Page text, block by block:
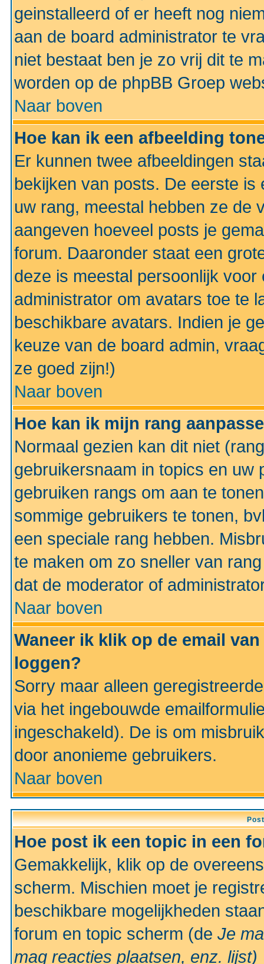
geinstalleerd of er heeft nog
aan de board administrator te
niet bestaat ben je zo vrij dit te
worden op de phpBB Groep
Naar boven
Hoe kan ik een afbeelding
Er kunnen twee afbeeldingen
bekijken van posts. De eerste
uw rang, meestal hebben ze de
aangeven hoeveel posts je
forum. Daaronder staat een
deze is meestal persoonlijk
administrator om avatars toe te
beschikbare avatars. Indien je
keuze van de board admin,
ze goed zijn!)
Naar boven
Hoe kan ik mijn rang
Normaal gezien kan dit niet
gebruikersnaam in topics en uw
gebruiken rangs om aan te
sommige gebruikers te tonen,
een speciale rang hebben.
te maken om zo sneller van
dat de moderator of
Naar boven
Waneer ik klik op de email
loggen?
Sorry maar alleen
via het ingebouwde
ingeschakeld). De is om
door anonieme gebruikers.
Naar boven
Hoe post ik een topic in een
Gemakkelijk, klik op de
scherm. Mischien moet je
beschikbare mogelijkheden
forum en topic scherm (de Je
mag reacties plaatsen, enz. lijst)